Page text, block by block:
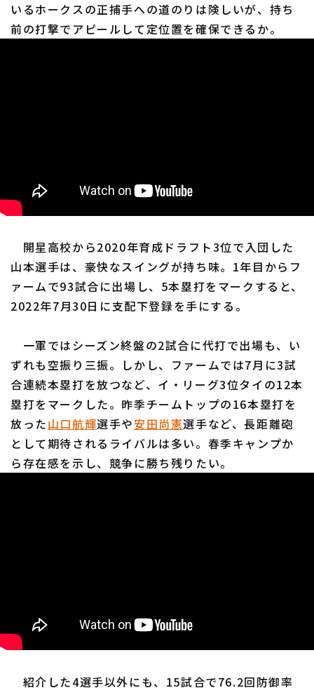
いるホークスの正捕手への道のりは険しいが、持ち
前の打撃でアピールして定位置を確保できるか。
開星高校から2020年育成ドラフト3位で入団した
山本選手は、豪快なスイングが持ち味。1年目からフ
ァームで93試合に出場し、5本塁打をマークすると、
2022年7月30日に支配下登録を手にする。
一軍ではシーズン終盤の2試合に代打で出場も、い
ずれも空振り三振。しかし、ファームでは7月に3試
合連続本塁打を放つなど、イ・リーグ3位タイの12本
塁打をマークした。昨季チームトップの16本塁打を
放った山口航輝選手や安田尚憲選手など、長距離砲
として期待されるライバルは多い。春季キャンプか
ら存在感を示し、競争に勝ち残りたい。
紹介した4選手以外にも、15試合で76.2回防御率